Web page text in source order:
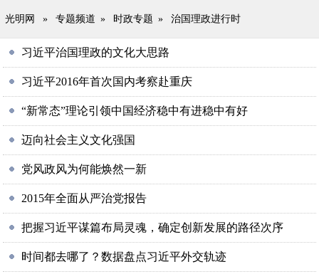
光明网 » 专题频道 » 时政专题 » 治国理政进行时
习近平治国理政的文化大思路
习近平2016年首次国内考察赴重庆
“新常态”理论引领中国经济稳中有进稳中有好
迈向社会主义文化强国
党风政风为何能焕然一新
2015年全面从严治党报告
把握习近平谋篇布局灵魂，确定创新发展的路径次序
时间都去哪了？数据盘点习近平外交轨迹